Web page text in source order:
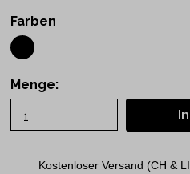
Farben
Menge:
Kostenloser Versand (CH &